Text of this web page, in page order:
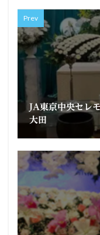
Prev
JA東京中央セレ
大田